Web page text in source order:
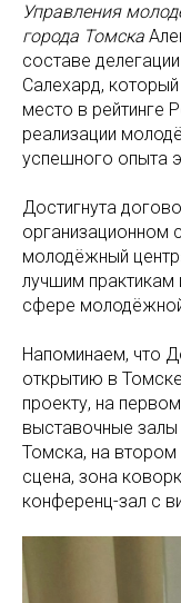
Управления
города Томска
составе
Салехард,
место в рейтинге
реализации
успешного опыта
Достигнута
организационном
молодёжный
лучшим практикам
сфере
Напоминаем, что
открытию в
проекту, на
выставочные
Томска, на втором
сцена, зона
конференц-зал с